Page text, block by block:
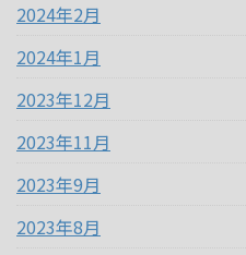
2024年2月
2024年1月
2023年12月
2023年11月
2023年9月
2023年8月